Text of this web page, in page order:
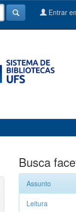
Entrar
Busca
Assunto
Leitura